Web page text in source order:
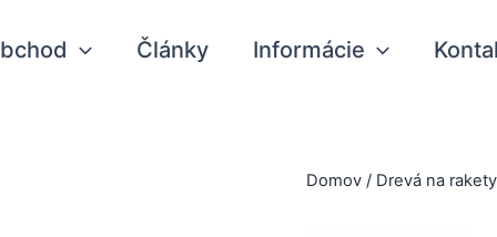
Články Informácie
Domov / Drevá na rakety